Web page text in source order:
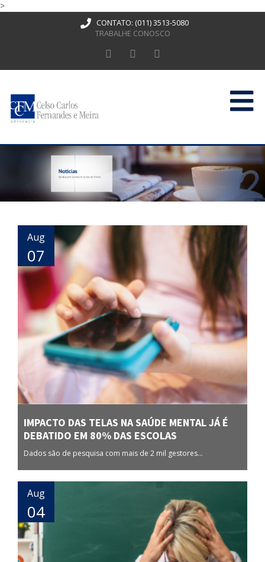
>
CONTATO: (011) 3513-5080
TRABALHE CONOSCO
HOME
QUEM SOMOS
ATUAÇÃO
CONTATO
Aug
07
IMPACTO DAS TELAS NA SAÚDE MENTAL JÁ É
DEBATIDO EM 80% DAS ESCOLAS
Dados são de pesquisa com mais de 2 mil gestores...
Aug
04